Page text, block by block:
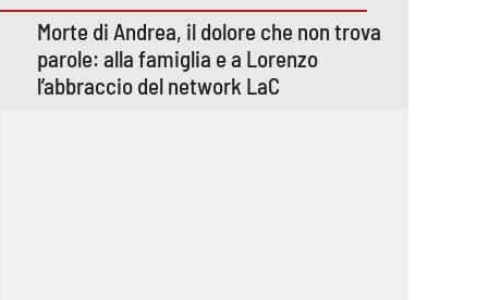
Morte di Andrea, il dolore che non trova
parole: alla famiglia e a Lorenzo
l’abbraccio del network LaC